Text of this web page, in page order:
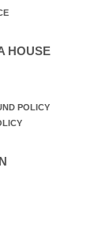
HOUSE
POLICY